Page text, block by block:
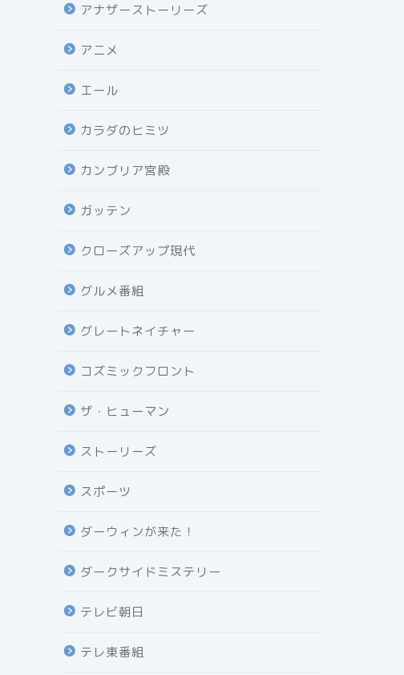
アナザーストーリーズ
アニメ
エール
カラダのヒミツ
カンブリア宮殿
ガッテン
クローズアップ現代
グルメ番組
グレートネイチャー
コズミックフロント
ザ・ヒューマン
ストーリーズ
スポーツ
ダーウィンが来た！
ダークサイドミステリー
テレビ朝日
テレ東番組